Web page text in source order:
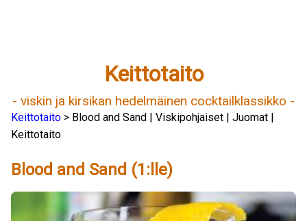
Keittotaito
- viskin ja kirsikan hedelmäinen cocktailklassikko -
Keittotaito > Blood and Sand | Viskipohjaiset | Juomat |
Keittotaito
Blood and Sand (1:lle)